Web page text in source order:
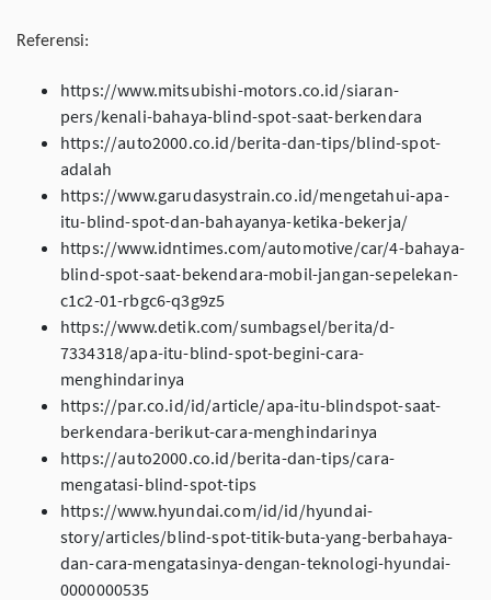
Referensi:
https://www.mitsubishi-motors.co.id/siaran-
pers/kenali-bahaya-blind-spot-saat-berkendara
https://auto2000.co.id/berita-dan-tips/blind-spot-
adalah
https://www.garudasystrain.co.id/mengetahui-apa-
itu-blind-spot-dan-bahayanya-ketika-bekerja/
https://www.idntimes.com/automotive/car/4-bahaya-
blind-spot-saat-bekendara-mobil-jangan-sepelekan-
c1c2-01-rbgc6-q3g9z5
https://www.detik.com/sumbagsel/berita/d-
7334318/apa-itu-blind-spot-begini-cara-
menghindarinya
https://par.co.id/id/article/apa-itu-blindspot-saat-
berkendara-berikut-cara-menghindarinya
https://auto2000.co.id/berita-dan-tips/cara-
mengatasi-blind-spot-tips
https://www.hyundai.com/id/id/hyundai-
story/articles/blind-spot-titik-buta-yang-berbahaya-
dan-cara-mengatasinya-dengan-teknologi-hyundai-
0000000535